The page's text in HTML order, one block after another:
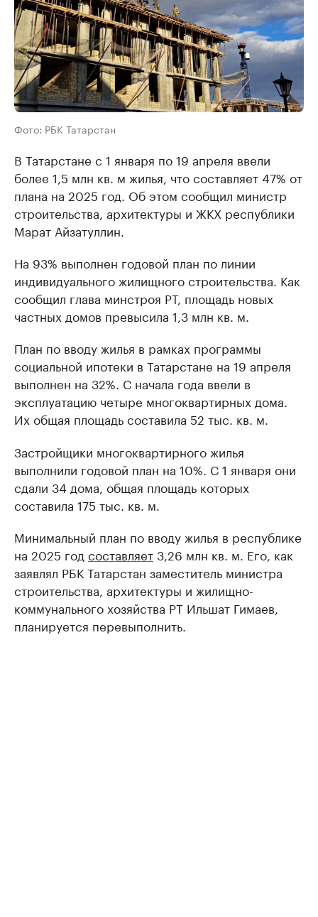
Фото: РБК Татарстан
В Татарстане с 1 января по 19 апреля ввели
более 1,5 млн кв. м жилья, что составляет 47% от
плана на 2025 год. Об этом сообщил министр
строительства, архитектуры и ЖКХ республики
Марат Айзатуллин.
На 93% выполнен годовой план по линии
индивидуального жилищного строительства. Как
сообщил глава минстроя РТ, площадь новых
частных домов превысила 1,3 млн кв. м.
План по вводу жилья в рамках программы
социальной ипотеки в Татарстане на 19 апреля
выполнен на 32%. С начала года ввели в
эксплуатацию четыре многоквартирных дома.
Их общая площадь составила 52 тыс. кв. м.
Застройщики многоквартирного жилья
выполнили годовой план на 10%. С 1 января они
сдали 34 дома, общая площадь которых
составила 175 тыс. кв. м.
Минимальный план по вводу жилья в республике
на 2025 год составляет3,26 млн кв. м. Его, как
заявлял РБК Татарстан заместитель министра
строительства, архитектуры и жилищно-
коммунального хозяйства РТ Ильшат Гимаев,
планируется перевыполнить.